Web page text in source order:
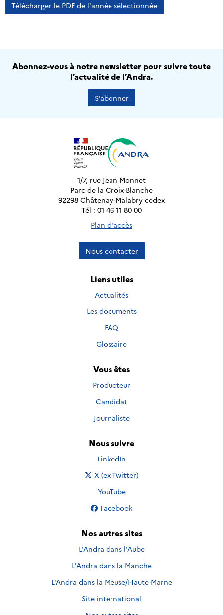
Télécharger le PDF de l'année sélectionnée
Abonnez-vous à notre newsletter pour suivre toute
l’actualité de l’Andra.
S’abonner
1/7, rue Jean Monnet
Parc de la Croix-Blanche
92298 Châtenay-Malabry cedex
Tél : 01 46 11 80 00
Plan d'accès
Nous contacter
Liens utiles
Actualités
Les documents
FAQ
Glossaire
Vous êtes
Producteur
Candidat
Journaliste
Nous suivre
Nous suivre sur
LinkedIn
Nous suivre sur
X (ex-Twitter)
Nous suivre sur
YouTube
Nous suivre sur
Facebook
Nos autres sites
L'Andra dans l'Aube
L'Andra dans la Manche
L'Andra dans la Meuse/Haute-Marne
Site international